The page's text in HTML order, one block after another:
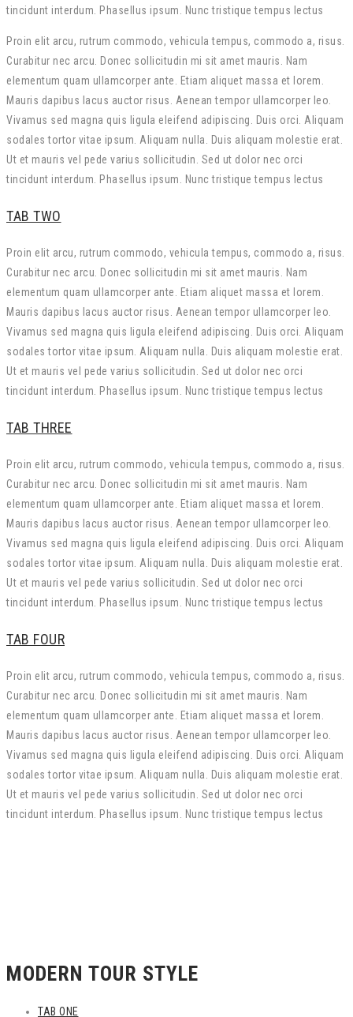
tincidunt interdum. Phasellus ipsum. Nunc tristique tempus lectus
Proin elit arcu, rutrum commodo, vehicula tempus, commodo a, risus.
Curabitur nec arcu. Donec sollicitudin mi sit amet mauris. Nam
elementum quam ullamcorper ante. Etiam aliquet massa et lorem.
Mauris dapibus lacus auctor risus. Aenean tempor ullamcorper leo.
Vivamus sed magna quis ligula eleifend adipiscing. Duis orci. Aliquam
sodales tortor vitae ipsum. Aliquam nulla. Duis aliquam molestie erat.
Ut et mauris vel pede varius sollicitudin. Sed ut dolor nec orci
tincidunt interdum. Phasellus ipsum. Nunc tristique tempus lectus
TAB TWO
Proin elit arcu, rutrum commodo, vehicula tempus, commodo a, risus.
Curabitur nec arcu. Donec sollicitudin mi sit amet mauris. Nam
elementum quam ullamcorper ante. Etiam aliquet massa et lorem.
Mauris dapibus lacus auctor risus. Aenean tempor ullamcorper leo.
Vivamus sed magna quis ligula eleifend adipiscing. Duis orci. Aliquam
sodales tortor vitae ipsum. Aliquam nulla. Duis aliquam molestie erat.
Ut et mauris vel pede varius sollicitudin. Sed ut dolor nec orci
tincidunt interdum. Phasellus ipsum. Nunc tristique tempus lectus
TAB THREE
Proin elit arcu, rutrum commodo, vehicula tempus, commodo a, risus.
Curabitur nec arcu. Donec sollicitudin mi sit amet mauris. Nam
elementum quam ullamcorper ante. Etiam aliquet massa et lorem.
Mauris dapibus lacus auctor risus. Aenean tempor ullamcorper leo.
Vivamus sed magna quis ligula eleifend adipiscing. Duis orci. Aliquam
sodales tortor vitae ipsum. Aliquam nulla. Duis aliquam molestie erat.
Ut et mauris vel pede varius sollicitudin. Sed ut dolor nec orci
tincidunt interdum. Phasellus ipsum. Nunc tristique tempus lectus
TAB FOUR
Proin elit arcu, rutrum commodo, vehicula tempus, commodo a, risus.
Curabitur nec arcu. Donec sollicitudin mi sit amet mauris. Nam
elementum quam ullamcorper ante. Etiam aliquet massa et lorem.
Mauris dapibus lacus auctor risus. Aenean tempor ullamcorper leo.
Vivamus sed magna quis ligula eleifend adipiscing. Duis orci. Aliquam
sodales tortor vitae ipsum. Aliquam nulla. Duis aliquam molestie erat.
Ut et mauris vel pede varius sollicitudin. Sed ut dolor nec orci
tincidunt interdum. Phasellus ipsum. Nunc tristique tempus lectus
MODERN TOUR STYLE
TAB ONE